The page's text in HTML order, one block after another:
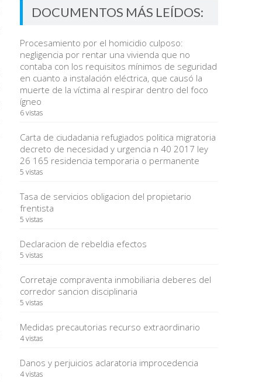
DOCUMENTOS MÁS LEÍDOS:
Procesamiento por el homicidio culposo:
negligencia por rentar una vivienda que no
contaba con los requisitos mínimos de seguridad
en cuanto a instalación eléctrica, que causó la
muerte de la víctima al respirar dentro del foco
ígneo
6 vistas
Carta de ciudadania refugiados politica migratoria
decreto de necesidad y urgencia n 40 2017 ley
26 165 residencia temporaria o permanente
5 vistas
Tasa de servicios obligacion del propietario
frentista
5 vistas
Declaracion de rebeldia efectos
5 vistas
Corretaje compraventa inmobiliaria deberes del
corredor sancion disciplinaria
5 vistas
Medidas precautorias recurso extraordinario
4 vistas
Danos y perjuicios aclaratoria improcedencia
4 vistas